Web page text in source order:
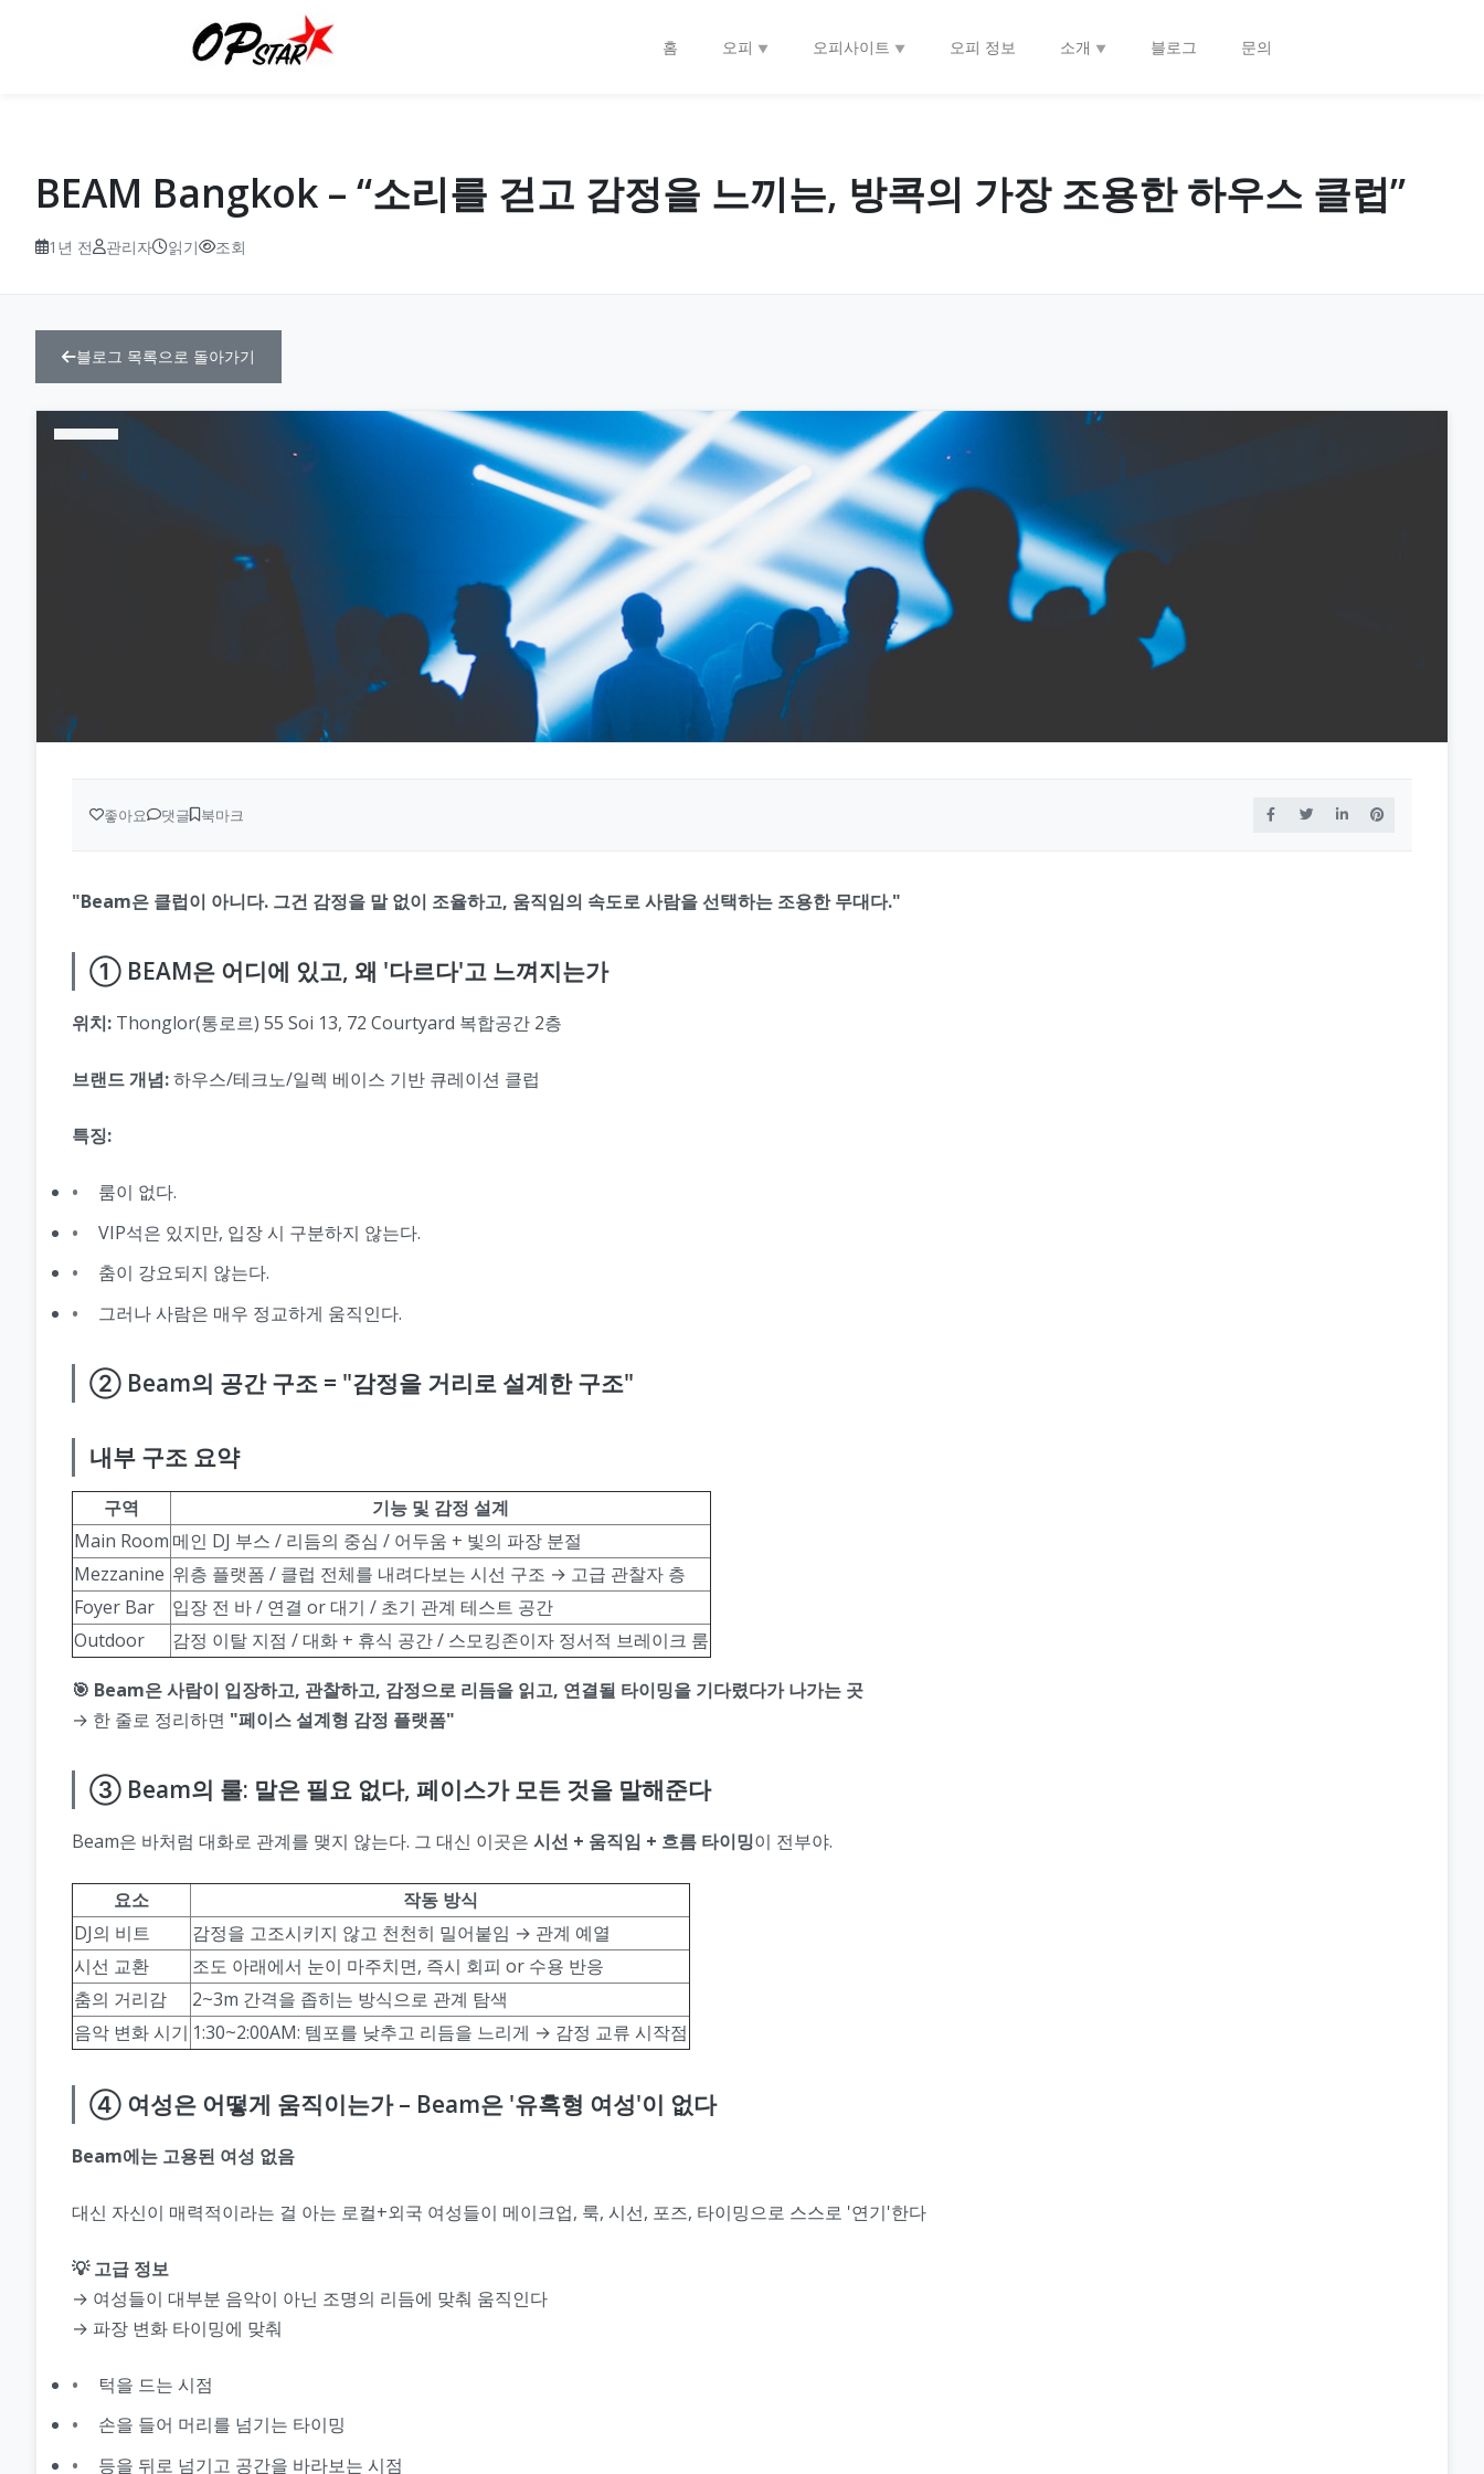
홈 오피 오피사이트 오피 정보 소개 블로그 문의
BEAM Bangkok – “소리를 걷고 감정을 느끼는, 방콕의 가장 조용한 하우스 클럽”
1년 전 관리자 읽기 조회
블로그 목록으로 돌아가기
좋아요 댓글 북마크
"Beam은 클럽이 아니다. 그건 감정을 말 없이 조율하고, 움직임의 속도로 사람을 선택하는 조용한 무대다."
① BEAM은 어디에 있고, 왜 '다르다'고 느껴지는가
위치: Thonglor(통로르) 55 Soi 13, 72 Courtyard 복합공간 2층
브랜드 개념:하우스/테크노/일렉 베이스 기반 큐레이션 클럽
특징:
룸이 없다.
VIP석은 있지만, 입장 시 구분하지 않는다.
춤이 강요되지 않는다.
그러나 사람은 매우 정교하게 움직인다.
② Beam의 공간 구조 = "감정을 거리로 설계한 구조"
내부 구조 요약
구역
기능 및 감정 설계
Main Room 메인 DJ 부스 / 리듬의 중심 / 어두움 + 빛의 파장 분절
Mezzanine 위층 플랫폼 / 클럽 전체를 내려다보는 시선 구조 → 고급 관찰자 층
Foyer Bar
입장 전 바 / 연결 or 대기 / 초기 관계 테스트 공간
Outdoor
감정 이탈 지점 / 대화 + 휴식 공간 / 스모킹존이자 정서적 브레이크 룸
🎯 Beam은 사람이 입장하고, 관찰하고, 감정으로 리듬을 읽고, 연결될 타이밍을 기다렸다가 나가는 곳
→ 한 줄로 정리하면 "페이스 설계형 감정 플랫폼"
③ Beam의 룰: 말은 필요 없다, 페이스가 모든 것을 말해준다
Beam은 바처럼 대화로 관계를 맺지 않는다. 그 대신 이곳은 시선 + 움직임 + 흐름 타이밍이 전부야.
요소
작동 방식
DJ의 비트
감정을 고조시키지 않고 천천히 밀어붙임 → 관계 예열
시선 교환
조도 아래에서 눈이 마주치면, 즉시 회피 or 수용 반응
춤의 거리감
2~3m 간격을 좁히는 방식으로 관계 탐색
음악 변화 시기 1:30~2:00AM: 템포를 낮추고 리듬을 느리게 → 감정 교류 시작점
④ 여성은 어떻게 움직이는가 – Beam은 '유혹형 여성'이 없다
Beam에는 고용된 여성 없음
대신 자신이 매력적이라는 걸 아는 로컬+외국 여성들이 메이크업, 룩, 시선, 포즈, 타이밍으로 스스로 '연기'한다
💡 고급 정보
→ 여성들이 대부분 음악이 아닌 조명의 리듬에 맞춰 움직인다
→ 파장 변화 타이밍에 맞춰
턱을 드는 시점
손을 들어 머리를 넘기는 타이밍
등을 뒤로 넘기고 공간을 바라보는 시점